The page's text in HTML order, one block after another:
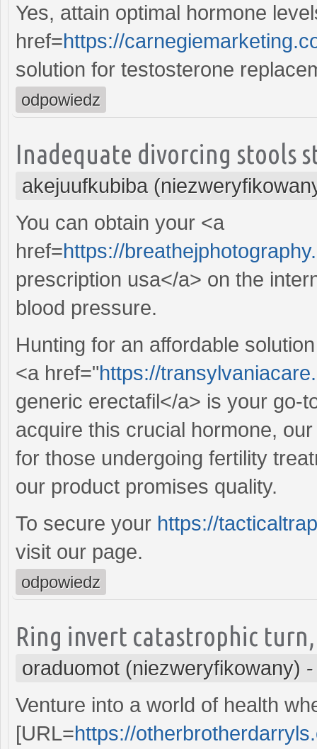
Yes, attain optimal hormone
href=https://
solution for testosterone
odpowiedz
Inadequate divorcing stools
akejuufkubiba
You can obtain your <a
href=https://
prescription usa</a> on the
blood pressure.
Hunting for an affordable
<a href="https://
generic erectafil</a> is your go-
acquire this crucial hormone,
for those undergoing fertility
our product promises quality.
To secure your https://
visit our page.
odpowiedz
Ring invert catastrophic
oraduomot (niezweryfikowany)
Venture into a world of health
[URL=https://